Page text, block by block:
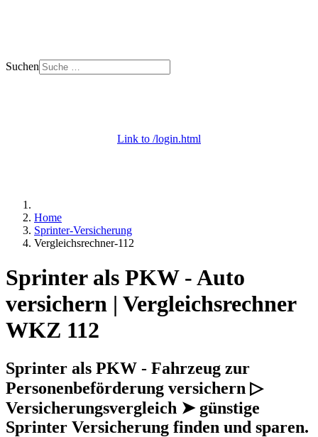
Suchen
Link to /login.html
Home
Sprinter-Versicherung
Vergleichsrechner-112
Sprinter als PKW - Auto
versichern | Vergleichsrechner
WKZ 112
Sprinter als PKW - Fahrzeug zur
Personenbeförderung versichern ▷
Versicherungsvergleich ➤ günstige
Sprinter Versicherung finden und sparen.